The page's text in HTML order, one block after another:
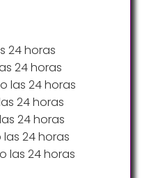
24 horas
24 horas
las 24 horas
24 horas
24 horas
24 horas
las 24 horas